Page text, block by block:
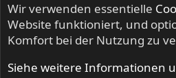
Mitglieder
Wir verwenden essentielle
Website funktioniert, und
Komfort bei der Nutzung zu
Siehe weitere Informationen